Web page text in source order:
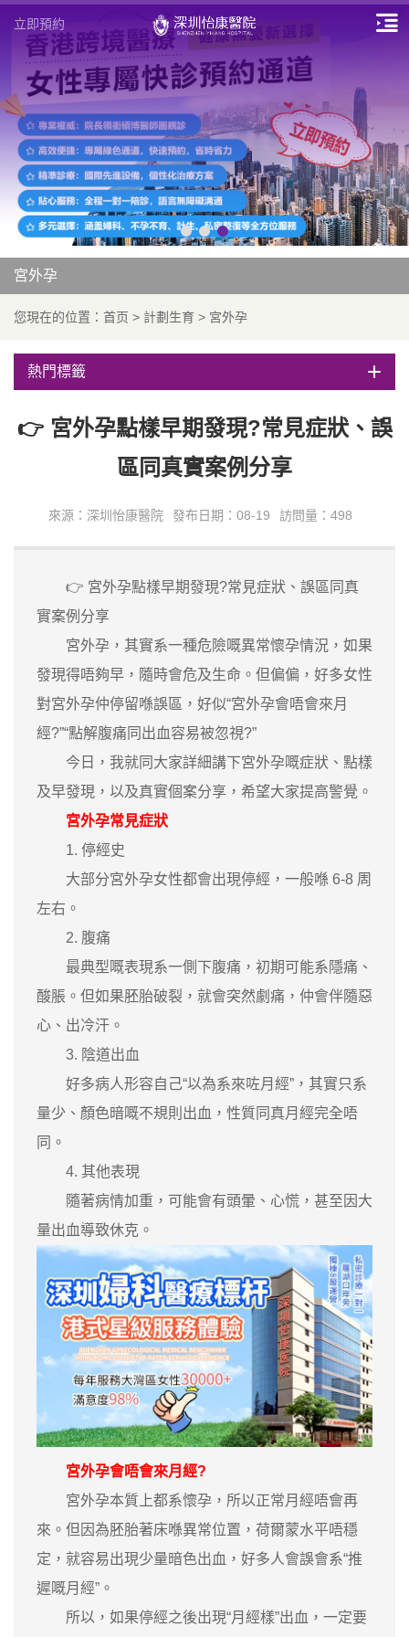
立即預約
宮外孕
您現在的位置： 首页 > 計劃生育 > 宮外孕
熱門標籤
👉 宮外孕點樣早期發現?常見症狀、誤
區同真實案例分享
來源：深圳怡康醫院 發布日期：08-19 訪問量：498
👉 宮外孕點樣早期發現?常見症狀、誤區同真
實案例分享
宮外孕，其實系一種危險嘅異常懷孕情況，如果
發現得唔夠早，隨時會危及生命。但偏偏，好多女性
對宮外孕仲停留喺誤區，好似“宮外孕會唔會來月
經?”“點解腹痛同出血容易被忽視?”
今日，我就同大家詳細講下宮外孕嘅症狀、點樣
及早發現，以及真實個案分享，希望大家提高警覺。
宮外孕常見症狀
1. 停經史
大部分宮外孕女性都會出現停經，一般喺 6-8 周
左右。
2. 腹痛
最典型嘅表現系一側下腹痛，初期可能系隱痛、
酸脹。但如果胚胎破裂，就會突然劇痛，仲會伴隨惡
心、出冷汗。
3. 陰道出血
好多病人形容自己“以為系來咗月經”，其實只系
量少、顏色暗嘅不規則出血，性質同真月經完全唔
同。
4. 其他表現
隨著病情加重，可能會有頭暈、心慌，甚至因大
量出血導致休克。
宮外孕會唔會來月經?
宮外孕本質上都系懷孕，所以正常月經唔會再
來。但因為胚胎著床喺異常位置，荷爾蒙水平唔穩
定，就容易出現少量暗色出血，好多人會誤會系“推
遲嘅月經”。
所以，如果停經之後出現“月經樣”出血，一定要